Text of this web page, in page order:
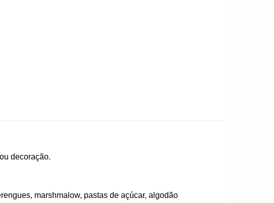
decoração.
marshmalow, pastas de açúcar, algodão